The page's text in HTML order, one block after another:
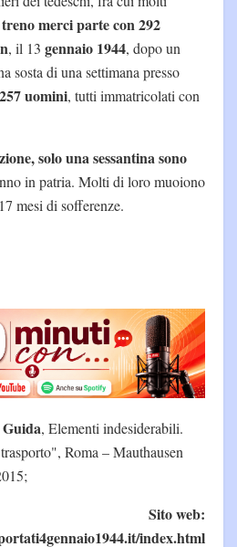
merci parte con 292
, il 13 gennaio 1944, dopo un
sosta di una settimana presso
257 uomini, tutti immatricolati con
solo una sessantina sono
in patria. Molti di loro muoiono
mesi di sofferenze.
, Elementi indesiderabili.
Roma – Mauthausen
Sito web:
index.html